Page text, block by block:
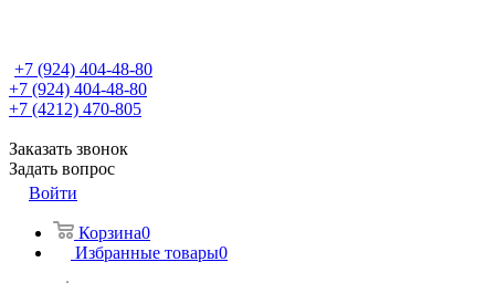
+7 (924) 404-48-80
+7 (924) 404-48-80
+7 (4212) 470-805
Заказать звонок
Задать вопрос
Войти
Корзина0
Избранные товары0